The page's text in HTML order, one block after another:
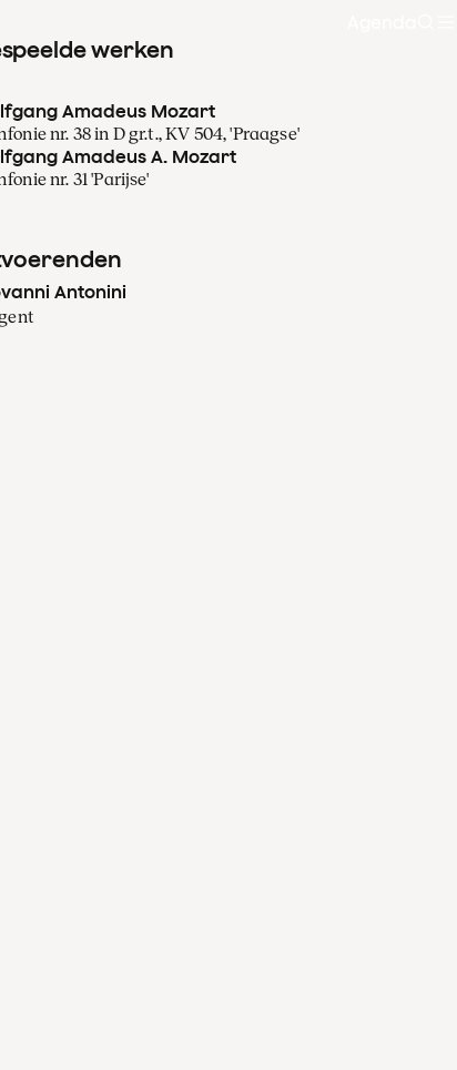
werken
Amadeus Mozart
nr. 38 in D gr.t., KV 504, 'Praagse'
Amadeus A. Mozart
nr. 31 'Parijse'
Antonini